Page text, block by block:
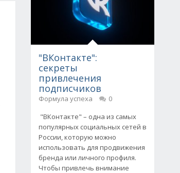
"ВКонтакте":
секреты
привлечения
подписчиков
Формула успеха
0
"ВКонтакте" – одна из самых
популярных социальных сетей в
России, которую можно
использовать для продвижения
бренда или личного профиля.
Чтобы привлечь внимание